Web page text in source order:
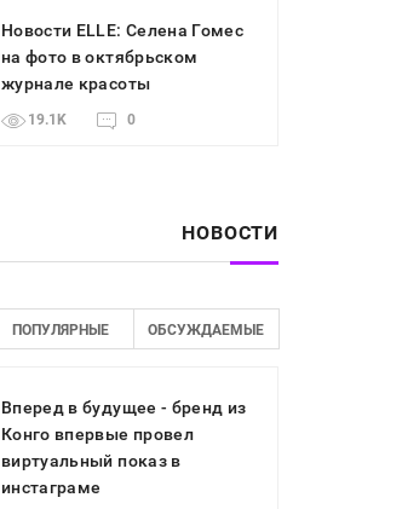
Новости ELLE: Селена Гомес
на фото в октябрьском
журнале красоты
19.1K 0
НОВОСТИ
ПОПУЛЯРНЫЕ ОБСУЖДАЕМЫЕ
Вперед в будущее - бренд из
Конго впервые провел
виртуальный показ в
инстаграме